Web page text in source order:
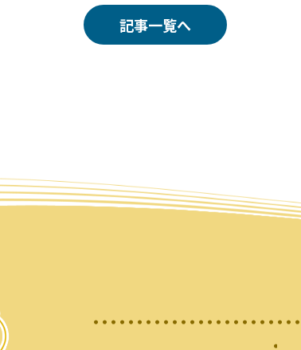
記事一覧へ